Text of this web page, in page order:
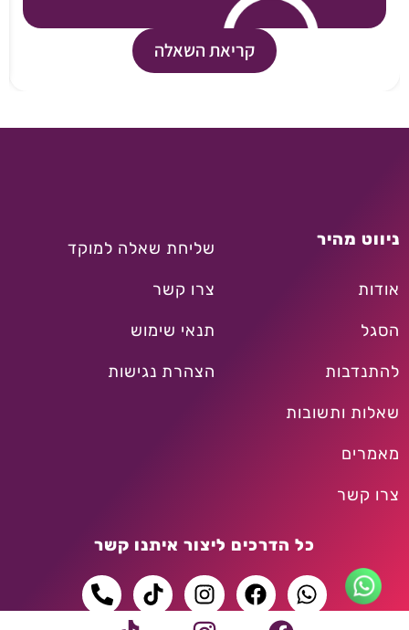
קריאת השאלה
ניווט מהיר
אודות
הסגל
להתנדבות
שאלות ותשובות
מאמרים
צרו קשר
שליחת שאלה למוקד
צרו קשר
תנאי שימוש
הצהרת נגישות
כל הדרכים ליצור איתנו קשר